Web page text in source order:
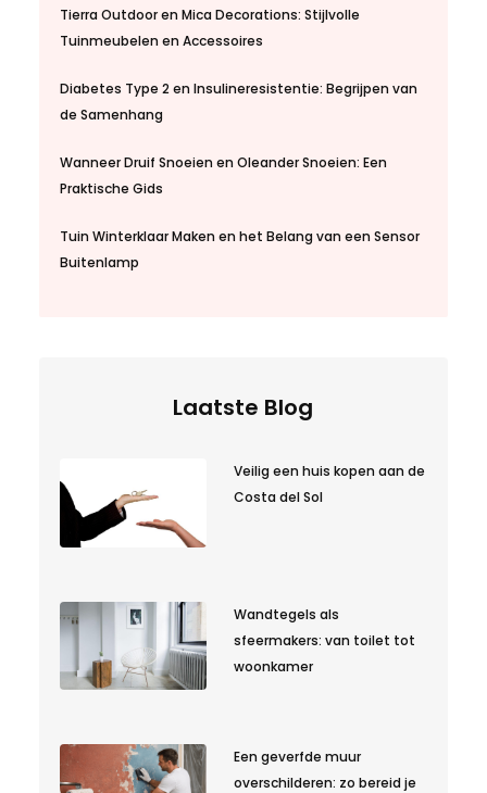
Tierra Outdoor en Mica Decorations: Stijlvolle
Tuinmeubelen en Accessoires
Diabetes Type 2 en Insulineresistentie: Begrijpen van
de Samenhang
Wanneer Druif Snoeien en Oleander Snoeien: Een
Praktische Gids
Tuin Winterklaar Maken en het Belang van een Sensor
Buitenlamp
Laatste Blog
Veilig een huis kopen aan de
Costa del Sol
Wandtegels als
sfeermakers: van toilet tot
woonkamer
Een geverfde muur
overschilderen: zo bereid je